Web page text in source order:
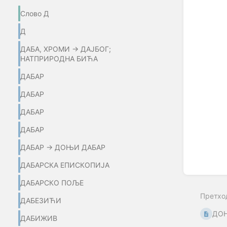
Слово Д
Д
ДАБА, ХРОМИ → ДАЈБОГ;
НАТПРИРОДНА БИЋА
ДАБАР
ДАБАР
ДАБАР
ДАБАР
ДАБАР → ДОЊИ ДАБАР
ДАБАРСКА ЕПИСКОПИЈА
ДАБАРСКО ПОЉЕ
ДАБЕЗИЋИ
ДАБИЖИВ